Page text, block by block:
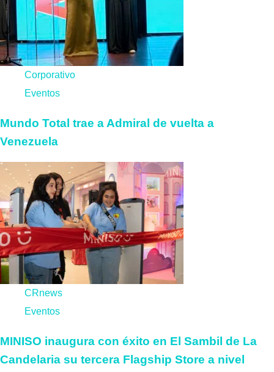
Corporativo
Eventos
Mundo Total trae a Admiral de vuelta a
Venezuela
CRnews
Eventos
MINISO inaugura con éxito en El Sambil de La
Candelaria su tercera Flagship Store a nivel